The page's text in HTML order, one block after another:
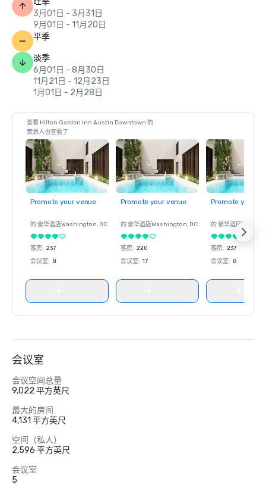
3月01日 - 3月31日
9月01日 - 11月20日
平季
淡季
6月01日 - 8月30日
11月21日 - 12月23日
1月01日 - 2月28日
查看 Hilton Garden Inn Austin Downtown 的
策划人也查看了
Promote your venue
的 豪华酒店Washington, DC
客房: 237
会议室: 8
Promote your venue
的 豪华酒店Washington, DC
客房: 220
会议室: 17
Promote your
的 豪华酒店
客房: 237
会议室: 8
会议室
会议空间总量
9,022 平方英尺
最大的房间
4,131 平方英尺
空间（私人）
2,596 平方英尺
会议室
5